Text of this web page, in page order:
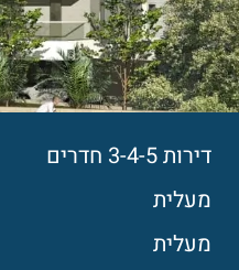
דירות 3-4-5 חדרים
מעלית
מעלית